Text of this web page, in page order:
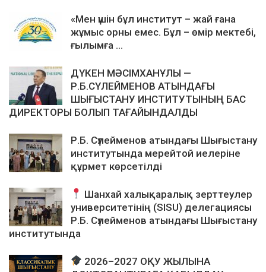
«Мен үшін бұл институт – жай ғана
жұмыс орны емес. Бұл – өмір мектебі,
ғылымға ...
ДҮКЕН МӘСІМХАНҰЛЫ —
Р.Б.СҮЛЕЙМЕНОВ АТЫНДАҒЫ
ШЫҒЫСТАНУ ИНСТИТУТЫНЫҢ БАС
ДИРЕКТОРЫ БОЛЫП ТАҒАЙЫНДАЛДЫ
Р.Б. Сүлейменов атындағы Шығыстану
институтында мерейтой иелеріне
құрмет көрсетілді
Шанхай халықаралық зерттеулер
университетінің (SISU) делегациясы
Р.Б. Сүлейменов атындағы Шығыстану
институтында
2026–2027 ОҚУ ЖЫЛЫНА